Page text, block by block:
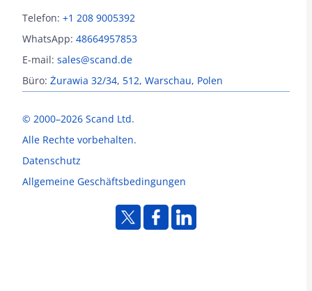
© 2000–2026 Scand Ltd.
Alle Rechte vorbehalten.
Datenschutz
Allgemeine Geschäftsbedingungen
Telefon: +1 208 9005392
WhatsApp: 48664957853
E-mail: sales@scand.de
Büro: Żurawia 32/34, 512, Warschau, Polen